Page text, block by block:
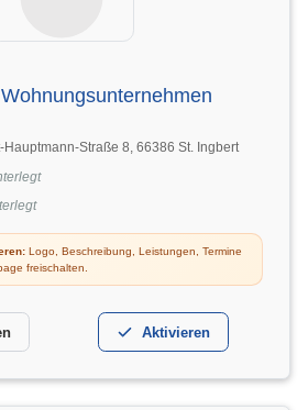
Hauptmann-Straße 8, 66386 St. Ingbert
Logo, Beschreibung, Leistungen, Termine
freischalten.
Aktivieren